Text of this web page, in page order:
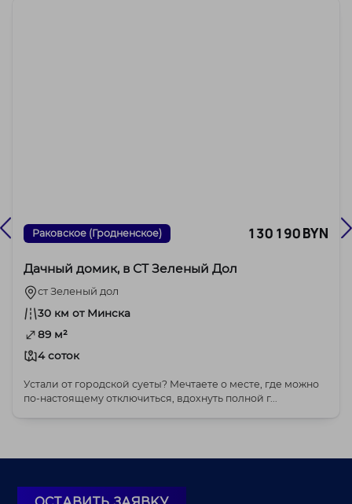
Раковское (Гродненское) 130 190 BYN
Дачный домик, в СТ Зеленый Дол
ст Зеленый дол
30 км от Минска
89 м²
4 соток
Устали от городской суеты? Мечтаете о месте, где можно
по-настоящему отключиться, вдохнуть полной г...